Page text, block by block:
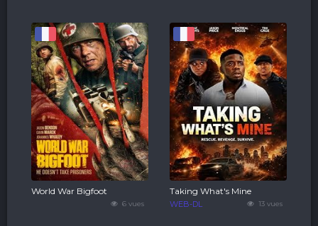
6 vues
World War Bigfoot
13 vues
Taking What's Mine
WEB-DL